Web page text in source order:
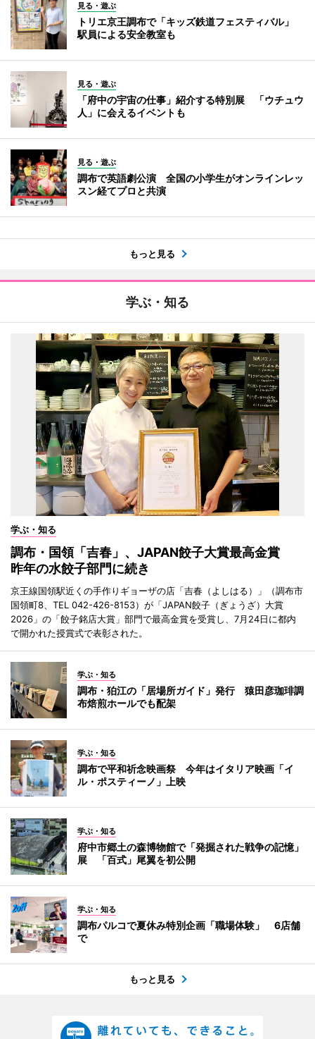
見る・遊ぶ
トリエ京王調布で「キッズ鉄道フェスティバル」
駅員による安全教室も
見る・遊ぶ
「府中の宇宙の仕事」紹介する特別展 「ウチュウ
人」に会えるイベントも
見る・遊ぶ
調布で英語劇公演 全国の小学生がオンラインレッ
スン経てプロと共演
もっと見る
学ぶ・知る
学ぶ・知る
調布・国領「吉春」、JAPAN餃子大賞最高金賞
昨年の水餃子部門に続き
京王線国領駅近くの手作りギョーザの店「吉春（よしはる）」（調布市
国領町8、TEL 042-426-8153）が「JAPAN餃子（ぎょうざ）大賞
2026」の「餃子銘店大賞」部門で最高金賞を受賞し、7月24日に都内
で開かれた授賞式で表彰された。
学ぶ・知る
調布・狛江の「居場所ガイド」発行 猿田彦珈琲調
布焙煎ホールでも配架
学ぶ・知る
調布で平和祈念映画祭 今年はイタリア映画「イ
ル・ポスティーノ」上映
学ぶ・知る
府中市郷土の森博物館で「発掘された戦争の記憶」
展 「百式」尾翼を初公開
学ぶ・知る
調布パルコで夏休み特別企画「職場体験」 6店舗
で
もっと見る